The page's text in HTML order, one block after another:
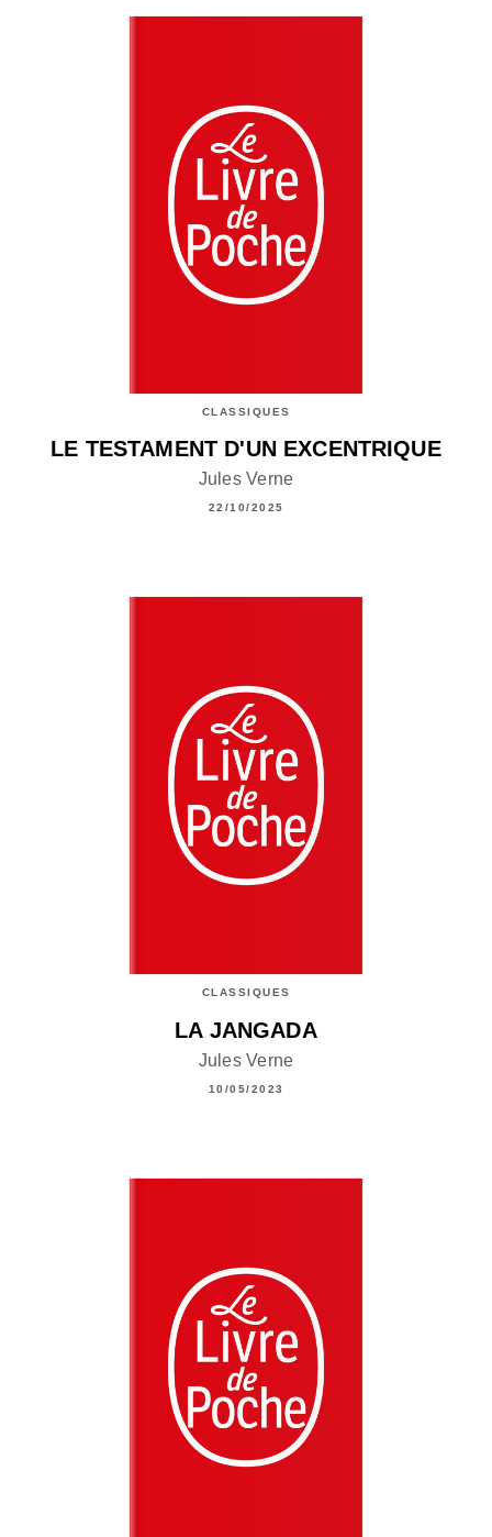
CLASSIQUES
LE TESTAMENT D'UN EXCENTRIQUE
Jules Verne
22/10/2025
CLASSIQUES
LA JANGADA
Jules Verne
10/05/2023